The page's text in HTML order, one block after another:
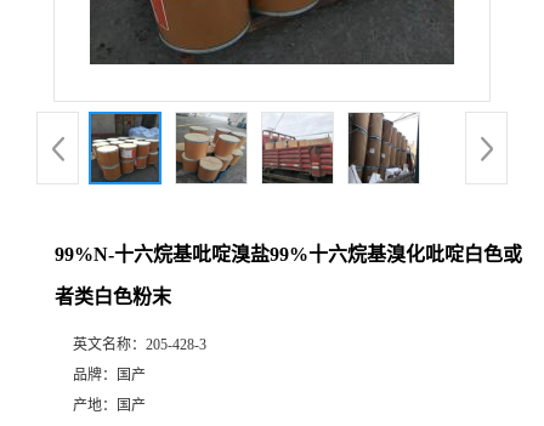
99%N-十六烷基吡啶溴盐99%十六烷基溴化吡啶白色或
者类白色粉末
英文名称： 205-428-3
品牌：
国产
产地：
国产